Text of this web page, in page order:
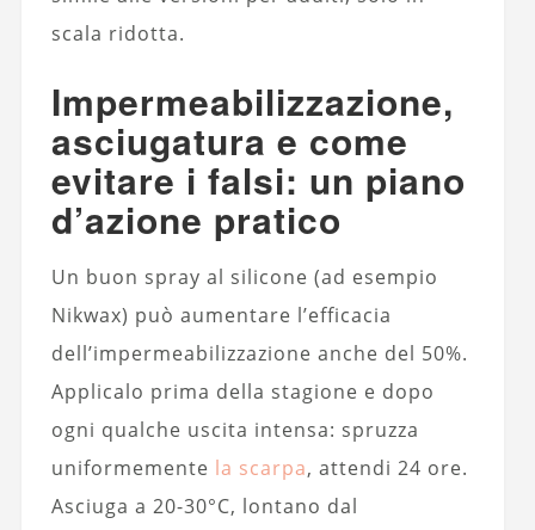
scala ridotta.
Impermeabilizzazione,
asciugatura e come
evitare i falsi: un piano
d’azione pratico
Un buon spray al silicone (ad esempio
Nikwax) può aumentare l’efficacia
dell’impermeabilizzazione anche del 50%.
Applicalo prima della stagione e dopo
ogni qualche uscita intensa: spruzza
uniformemente la scarpa, attendi 24 ore.
Asciuga a 20-30°C, lontano dal